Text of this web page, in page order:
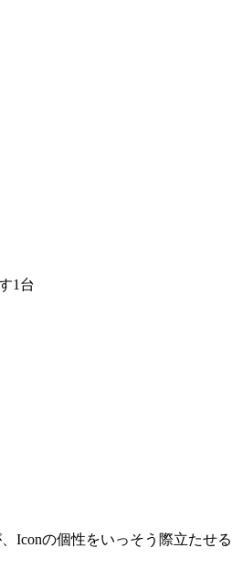
1台
Iconの個性をいっそう際立たせる